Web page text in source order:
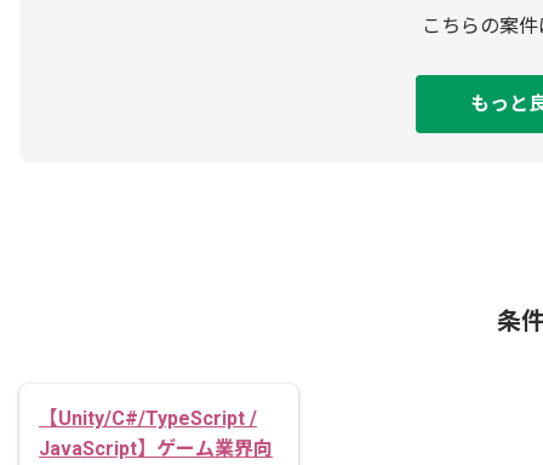
こちらの案
もっと
条
【Unity/C#/TypeScript /
JavaScript】ゲーム業界向